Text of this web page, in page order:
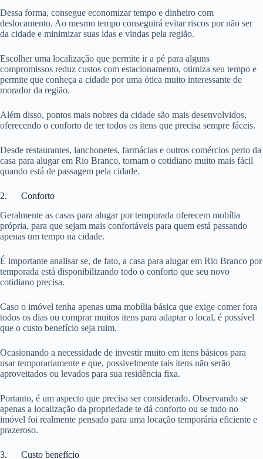
Dessa forma, consegue economizar tempo e dinheiro com
deslocamento. Ao mesmo tempo conseguirá evitar riscos por não ser
da cidade e minimizar suas idas e vindas pela região.
Escolher uma localização que permite ir a pé para alguns
compromissos reduz custos com estacionamento, otimiza seu tempo e
permite que conheça a cidade por uma ótica muito interessante de
morador da região.
Além disso, pontos mais nobres da cidade são mais desenvolvidos,
oferecendo o conforto de ter todos os itens que precisa sempre fáceis.
Desde restaurantes, lanchonetes, farmácias e outros comércios perto da
casa para alugar em Rio Branco, tornam o cotidiano muito mais fácil
quando está de passagem pela cidade.
2. Conforto
Geralmente as casas para alugar por temporada oferecem mobília
própria, para que sejam mais confortáveis para quem está passando
apenas um tempo na cidade.
É importante analisar se, de fato, a casa para alugar em Rio Branco por
temporada está disponibilizando todo o conforto que seu novo
cotidiano precisa.
Caso o imóvel tenha apenas uma mobília básica que exige comer fora
todos os dias ou comprar muitos itens para adaptar o local, é possível
que o custo benefício seja ruim.
Ocasionando a necessidade de investir muito em itens básicos para
usar temporariamente e que, possivelmente tais itens não serão
aproveitados ou levados para sua residência fixa.
Portanto, é um aspecto que precisa ser considerado. Observando se
apenas a localização da propriedade te dá conforto ou se tudo no
imóvel foi realmente pensado para uma locação temporária eficiente e
prazeroso.
3. Custo benefício